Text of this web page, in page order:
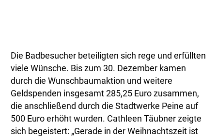
Die Badbesucher beteiligten sich rege und erfüllten
viele Wünsche. Bis zum 30. Dezember kamen
durch die Wunschbaumaktion und weitere
Geldspenden insgesamt 285,25 Euro zusammen,
die anschließend durch die Stadtwerke Peine auf
500 Euro erhöht wurden. Cathleen Täubner zeigte
sich begeistert: „Gerade in der Weihnachtszeit ist